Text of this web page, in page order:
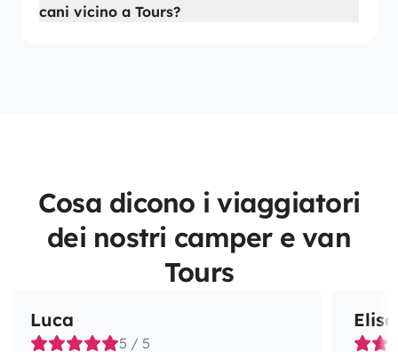
cani vicino a Tours?
Cosa dicono i viaggiatori
dei nostri camper e van
Tours
Luca
5 / 5
Elisa